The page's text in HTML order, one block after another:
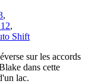
,
,
Shift
sur les accords
dans cette
lac.